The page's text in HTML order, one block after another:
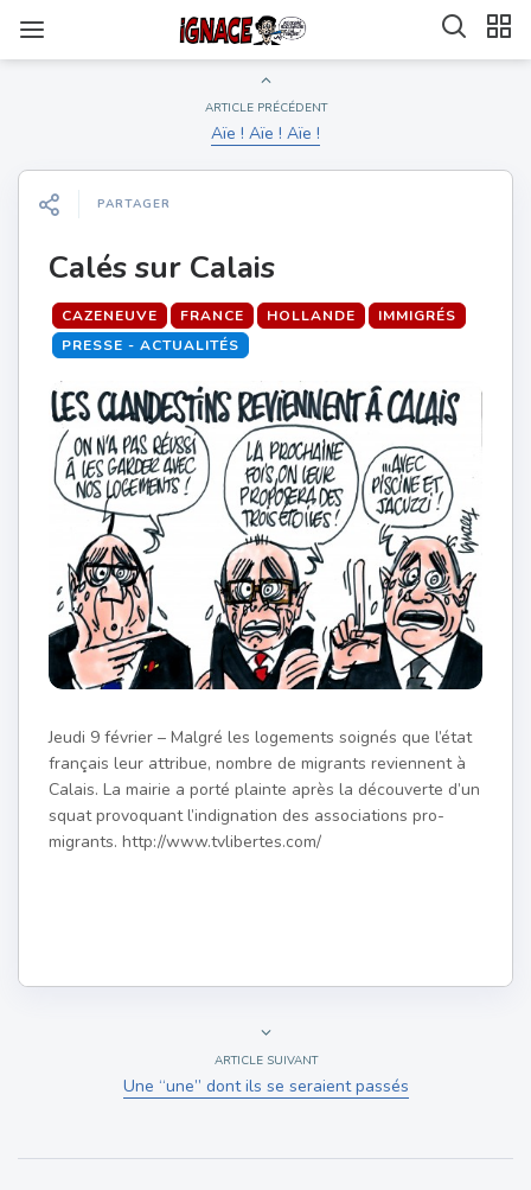
ARTICLE PRÉCÉDENT
Aïe ! Aïe ! Aïe !
PARTAGER
Calés sur Calais
CAZENEUVE FRANCE HOLLANDE
IMMIGRÉS
PRESSE - ACTUALITÉS
Jeudi 9 février – Malgré les logements soignés que l’état
français leur attribue, nombre de migrants reviennent à
Calais. La mairie a porté plainte après la découverte d’un
squat provoquant l’indignation des associations pro-
migrants. http://www.tvlibertes.com/
ARTICLE SUIVANT
Une “une” dont ils se seraient passés